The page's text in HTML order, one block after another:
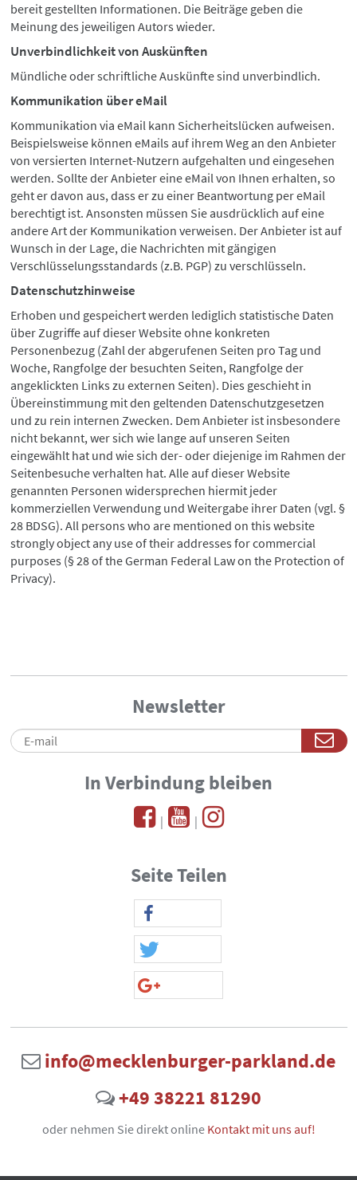
bereit gestellten Informationen. Die Beiträge geben die
Meinung des jeweiligen Autors wieder.
Unverbindlichkeit von Auskünften
Mündliche oder schriftliche Auskünfte sind unverbindlich.
Kommunikation über eMail
Kommunikation via eMail kann Sicherheitslücken aufweisen.
Beispielsweise können eMails auf ihrem Weg an den Anbieter
von versierten Internet-Nutzern aufgehalten und eingesehen
werden. Sollte der Anbieter eine eMail von Ihnen erhalten, so
geht er davon aus, dass er zu einer Beantwortung per eMail
berechtigt ist. Ansonsten müssen Sie ausdrücklich auf eine
andere Art der Kommunikation verweisen. Der Anbieter ist auf
Wunsch in der Lage, die Nachrichten mit gängigen
Verschlüsselungsstandards (z.B. PGP) zu verschlüsseln.
Datenschutzhinweise
Erhoben und gespeichert werden lediglich statistische Daten
über Zugriffe auf dieser Website ohne konkreten
Personenbezug (Zahl der abgerufenen Seiten pro Tag und
Woche, Rangfolge der besuchten Seiten, Rangfolge der
angeklickten Links zu externen Seiten). Dies geschieht in
Übereinstimmung mit den geltenden Datenschutzgesetzen
und zu rein internen Zwecken. Dem Anbieter ist insbesondere
nicht bekannt, wer sich wie lange auf unseren Seiten
eingewählt hat und wie sich der- oder diejenige im Rahmen der
Seitenbesuche verhalten hat. Alle auf dieser Website
genannten Personen widersprechen hiermit jeder
kommerziellen Verwendung und Weitergabe ihrer Daten (vgl. §
28 BDSG). All persons who are mentioned on this website
strongly object any use of their addresses for commercial
purposes (§ 28 of the German Federal Law on the Protection of
Privacy).
Newsletter
In Verbindung bleiben
| |
Seite Teilen
info@mecklenburger-parkland.de
+49 38221 81290
oder nehmen Sie direkt online Kontakt mit uns auf!